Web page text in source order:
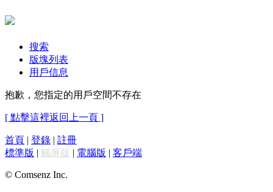
搜索
版塊列表
用戶信息
抱歉，您指定的用戶空間不存在
[ 點擊這裡返回上一頁 ]
首頁 | 登錄 | 註冊
標準版 | 觸屏版 | 電腦版 | 客戶端
© Comsenz Inc.